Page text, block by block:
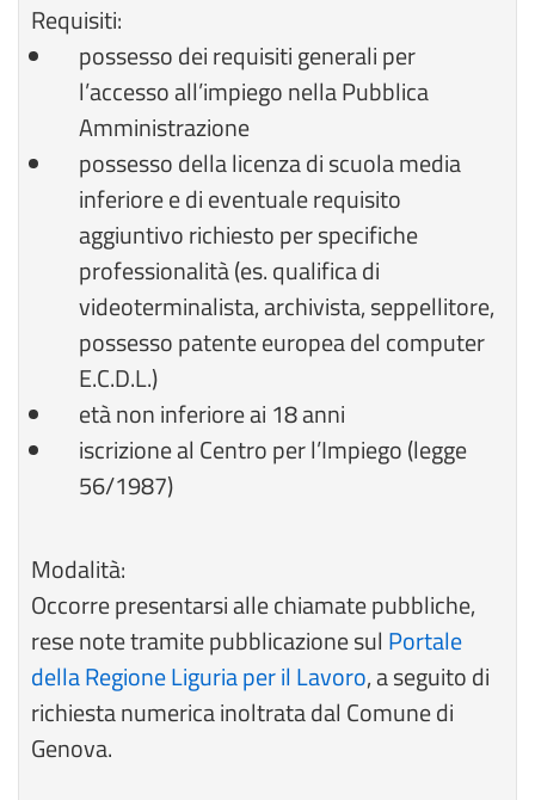
Requisiti:
possesso dei requisiti generali per
l’accesso all’impiego nella Pubblica
Amministrazione
possesso della licenza di scuola media
inferiore e di eventuale requisito
aggiuntivo richiesto per specifiche
professionalità (es. qualifica di
videoterminalista, archivista, seppellitore,
possesso patente europea del computer
E.C.D.L.)
età non inferiore ai 18 anni
iscrizione al Centro per l’Impiego (legge
56/1987)
Modalità:
Occorre presentarsi alle chiamate pubbliche,
rese note tramite pubblicazione sul Portale
della Regione Liguria per il Lavoro, a seguito di
richiesta numerica inoltrata dal Comune di
Genova.